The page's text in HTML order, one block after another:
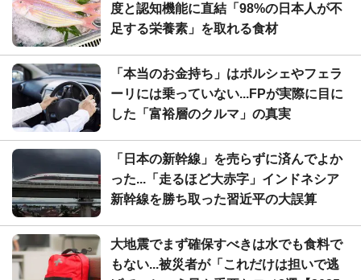
度と認知機能に直結「98%の日本人が不
足する栄養素」を取れる食材
「本当のお金持ち」はポルシェやフェラ
ーリには乗っていない...FPが実際に目に
した「富裕層のクルマ」の真実
「日本の新幹線」を売らずに済んでよか
った...「走るほど大赤字」インドネシア
新幹線を勝ち取った習近平の大誤算
大地震でまず確保すべきは水でも食料で
もない...被災者が「これだけは担いで逃